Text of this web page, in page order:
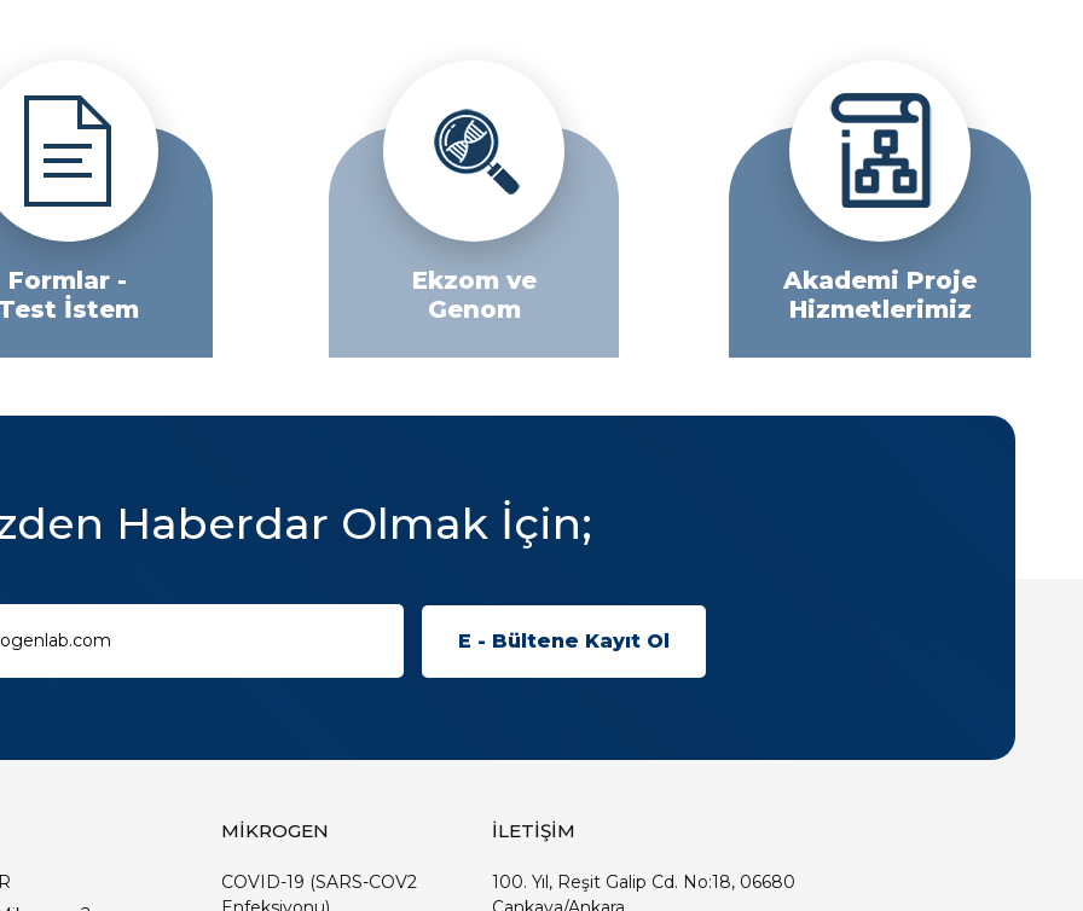
Formlar -
İstem
Ekzom ve
Genom
Akademi Proje
Hizmetlerimiz
Haberdar Olmak İçin;
MİKROGEN
COVID-19 (SARS-COV2
İLETİŞİM
100. Yıl, Reşit Galip Cd. No:18, 06680